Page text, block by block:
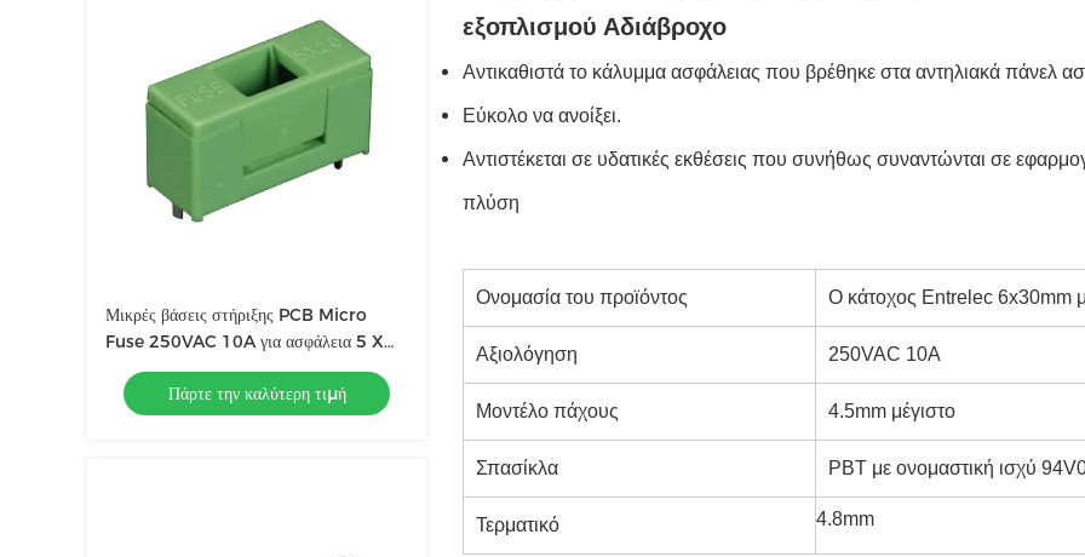
Μικρές βάσεις στήριξης PCB Micro
Fuse 250VAC 10A για ασφάλεια 5 X
20mm
Πάρτε την καλύτερη τιμή
εξοπλισμού Αδιάβροχο
Αντικαθιστά το κάλυμμα ασφάλειας που βρέθηκε στα αντηλιακά πάνελ
Εύκολο να ανοίξει.
Αντιστέκεται σε υδατικές εκθέσεις που συνήθως συναντώνται σε
πλύση
Ονομασία του προϊόντος Ο κάτοχος Entrelec 6x30mm
Αξιολόγηση 250VAC 10A
Μοντέλο πάχους 4.5mm μέγιστο
Σπασίκλα PBT με ονομαστική ισχύ
Τερματικό 4.8mm